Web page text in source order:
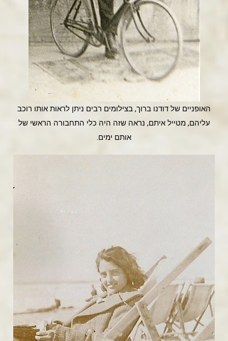
האופניים של דודנו ברוך, בצילומים רבים ניתן לראות אותו רוכב
עליהם, מטייל איתם, נראה שזה היה כלי התחבורה הראשי של
אותם ימים.